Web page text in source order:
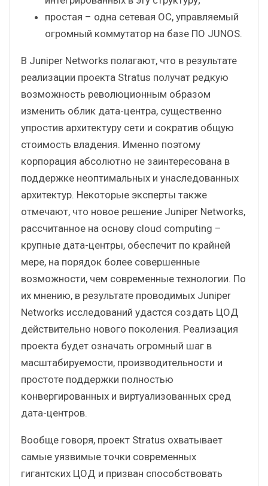
простая – одна сетевая ОС, управляемый
огромный коммутатор на базе ПО JUNOS.
В Juniper Networks полагают, что в результате
реализации проекта Stratus получат редкую
возможность революционным образом
изменить облик дата-центра, существенно
упростив архитектуру сети и сократив общую
стоимость владения. Именно поэтому
корпорация абсолютно не заинтересована в
поддержке неоптимальных и унаследованных
архитектур. Некоторые эксперты также
отмечают, что новое решение Juniper Networks,
рассчитанное на основу cloud computing –
крупные дата-центры, обеспечит по крайней
мере, на порядок более совершенные
возможности, чем современные технологии. По
их мнению, в результате проводимых Juniper
Networks исследований удастся создать ЦОД
действительно нового поколения. Реализация
проекта будет означать огромный шаг в
масштабируемости, производительности и
простоте поддержки полностью
конвергированных и виртуализованных сред
дата-центров.
Вообще говоря, проект Stratus охватывает
самые уязвимые точки современных
гигантских ЦОД и призван способствовать